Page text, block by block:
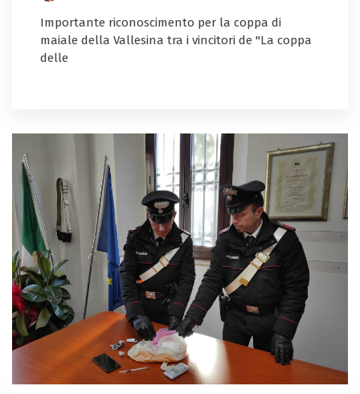
Importante riconoscimento per la coppa di
maiale della Vallesina tra i vincitori de "La coppa
delle